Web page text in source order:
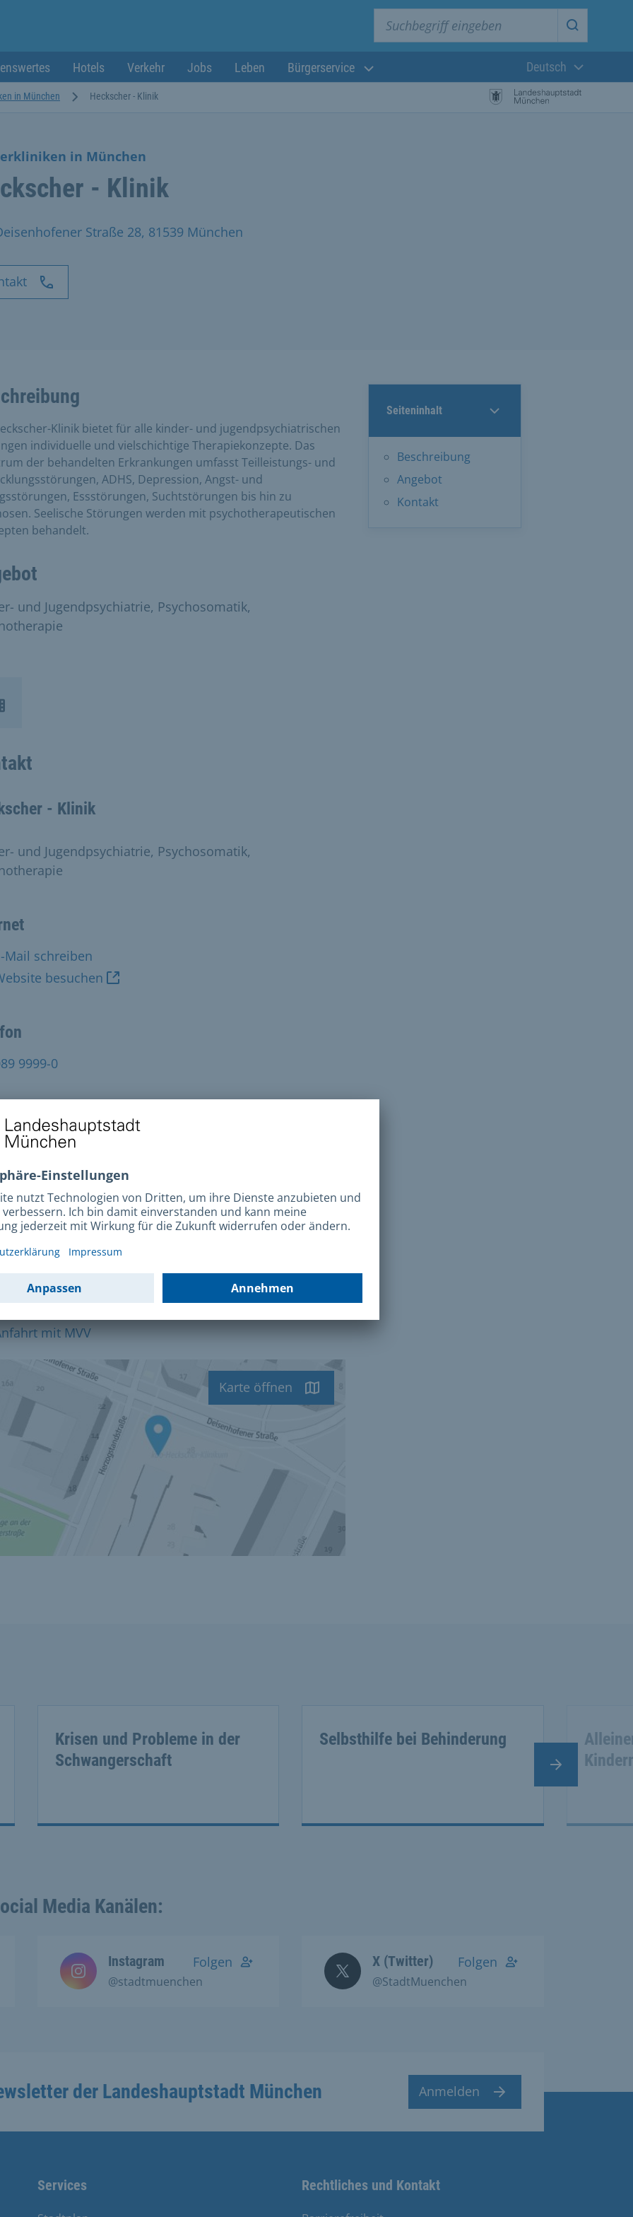
Suche
Hotels Verkehr Jobs Leben Bürgerservice
Aktuelle
Deutsch
in München Heckscher - Klinik
in München
- Klinik
Straße 28, 81539 München
Seiteninhalt
Beschreibung
Angebot
Kontakt
Klinik bietet für alle kinder- und jugendpsychiatrischen
individuelle und vielschichtige Therapiekonzepte. Das
der behandelten Erkrankungen umfasst Teilleistungs- und
ADHS, Depression, Angst- und
Essstörungen, Suchtstörungen bis hin zu
Seelische Störungen werden mit psychotherapeutischen
behandelt.
und Jugendpsychiatrie, Psychosomatik,
- Klinik
und Jugendpsychiatrie, Psychosomatik,
Mail schreiben
besuchen
9999-0
9999-1111
Straße 28
München
mit MVV
Karte öffnen
Krisen und Probleme in der
Schwangerschaft
Selbsthilfe bei Behinderung
Nächster Slide
Media Kanälen:
Instagram
@stadtmuenchen
Folgen X (Twitter)
@StadtMuenchen
Folgen
der Landeshauptstadt München Anmelden
Services Rechtliches und Kontakt